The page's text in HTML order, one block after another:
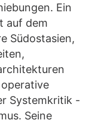
Ein
auf dem
Südostasien,
Systemkritik -
Seine